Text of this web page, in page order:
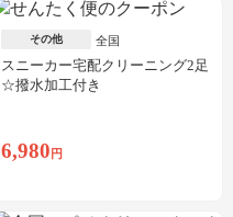
その他 全国
スニーカー宅配クリーニング2足
☆撥水加工付き
6,980 円